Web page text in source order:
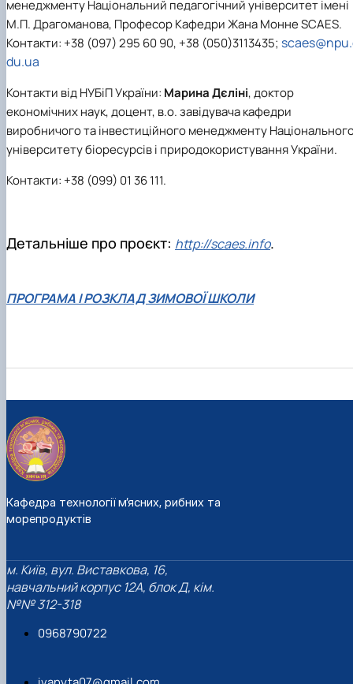
менеджменту Національний педагогічний університет імені
М.П. Драгоманова, Професор Кафедри Жана Монне SCAES.
Контакти: +38 (097) 295 60 90, +38 (050)3113435;
du.ua
Контакти від НУБіП України: Марина Дєліні, доктор
економічних наук, доцент, в.о. завідувача кафедри
виробничого та інвестиційного менеджменту
університету біоресурсів і природокористування України.
Контакти: +38 (099) 01 36 111.
Детальніше про проєкт: http://scaes.info.
ПРОГРАМА І РОЗКЛАД ЗИМОВОЇ ШКОЛИ
Кафедра технології м’ясних, рибних та
морепродуктів
м. Київ, вул. Виставкова, 16,
навчальний корпус 12А, блок Д, кім.
№№ 312-318
0968790722